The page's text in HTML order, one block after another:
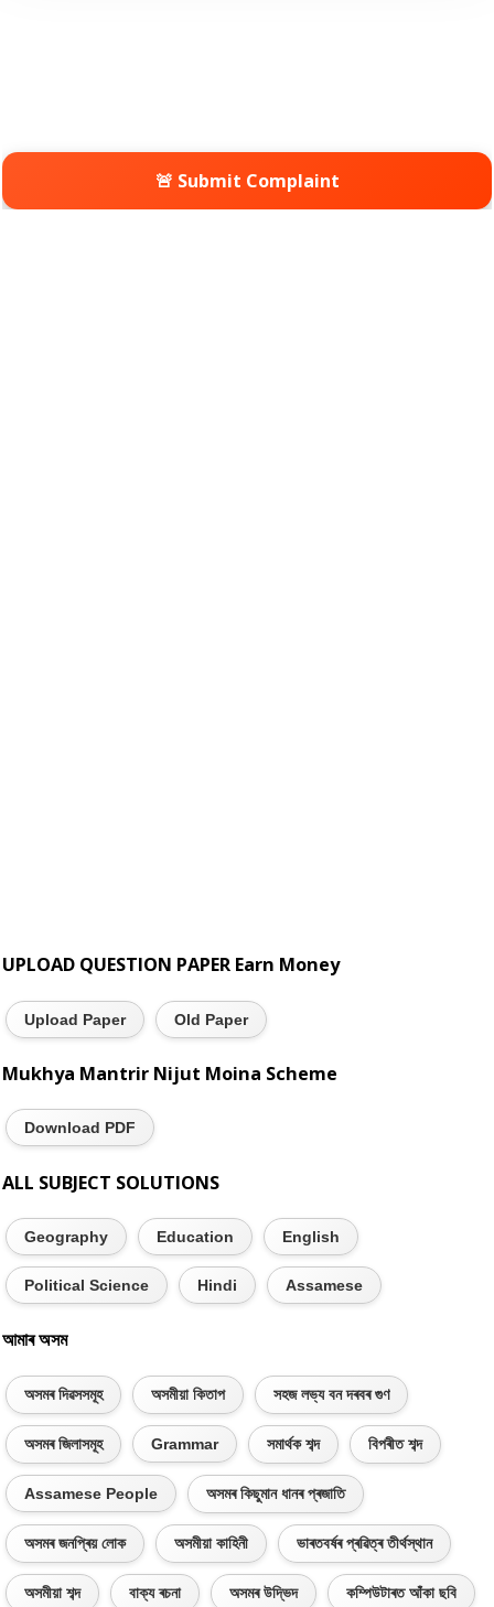
🚨 Submit Complaint
UPLOAD QUESTION PAPER Earn Money
Upload Paper Old Paper
Mukhya Mantrir Nijut Moina Scheme
Download PDF
ALL SUBJECT SOLUTIONS
Geography Education English
Political Science Hindi Assamese
আমাৰ অসম
অসমৰ দিৱসসমূহ অসমীয়া কিতাপ সহজ লভ্য বন দৰবৰ গুণ
অসমৰ জিলাসমূহ Grammar সমাৰ্থক শব্দ বিপৰীত শব্দ
Assamese People অসমৰ কিছুমান ধানৰ প্ৰজাতি
অসমৰ জনপ্ৰিয় লোক অসমীয়া কাহিনী ভাৰতবৰ্ষৰ প্ৰৱিত্ৰ তীৰ্থস্থান
অসমীয়া শব্দ বাক্য ৰচনা অসমৰ উদ্ভিদ কম্পিউটাৰত আঁকা ছবি